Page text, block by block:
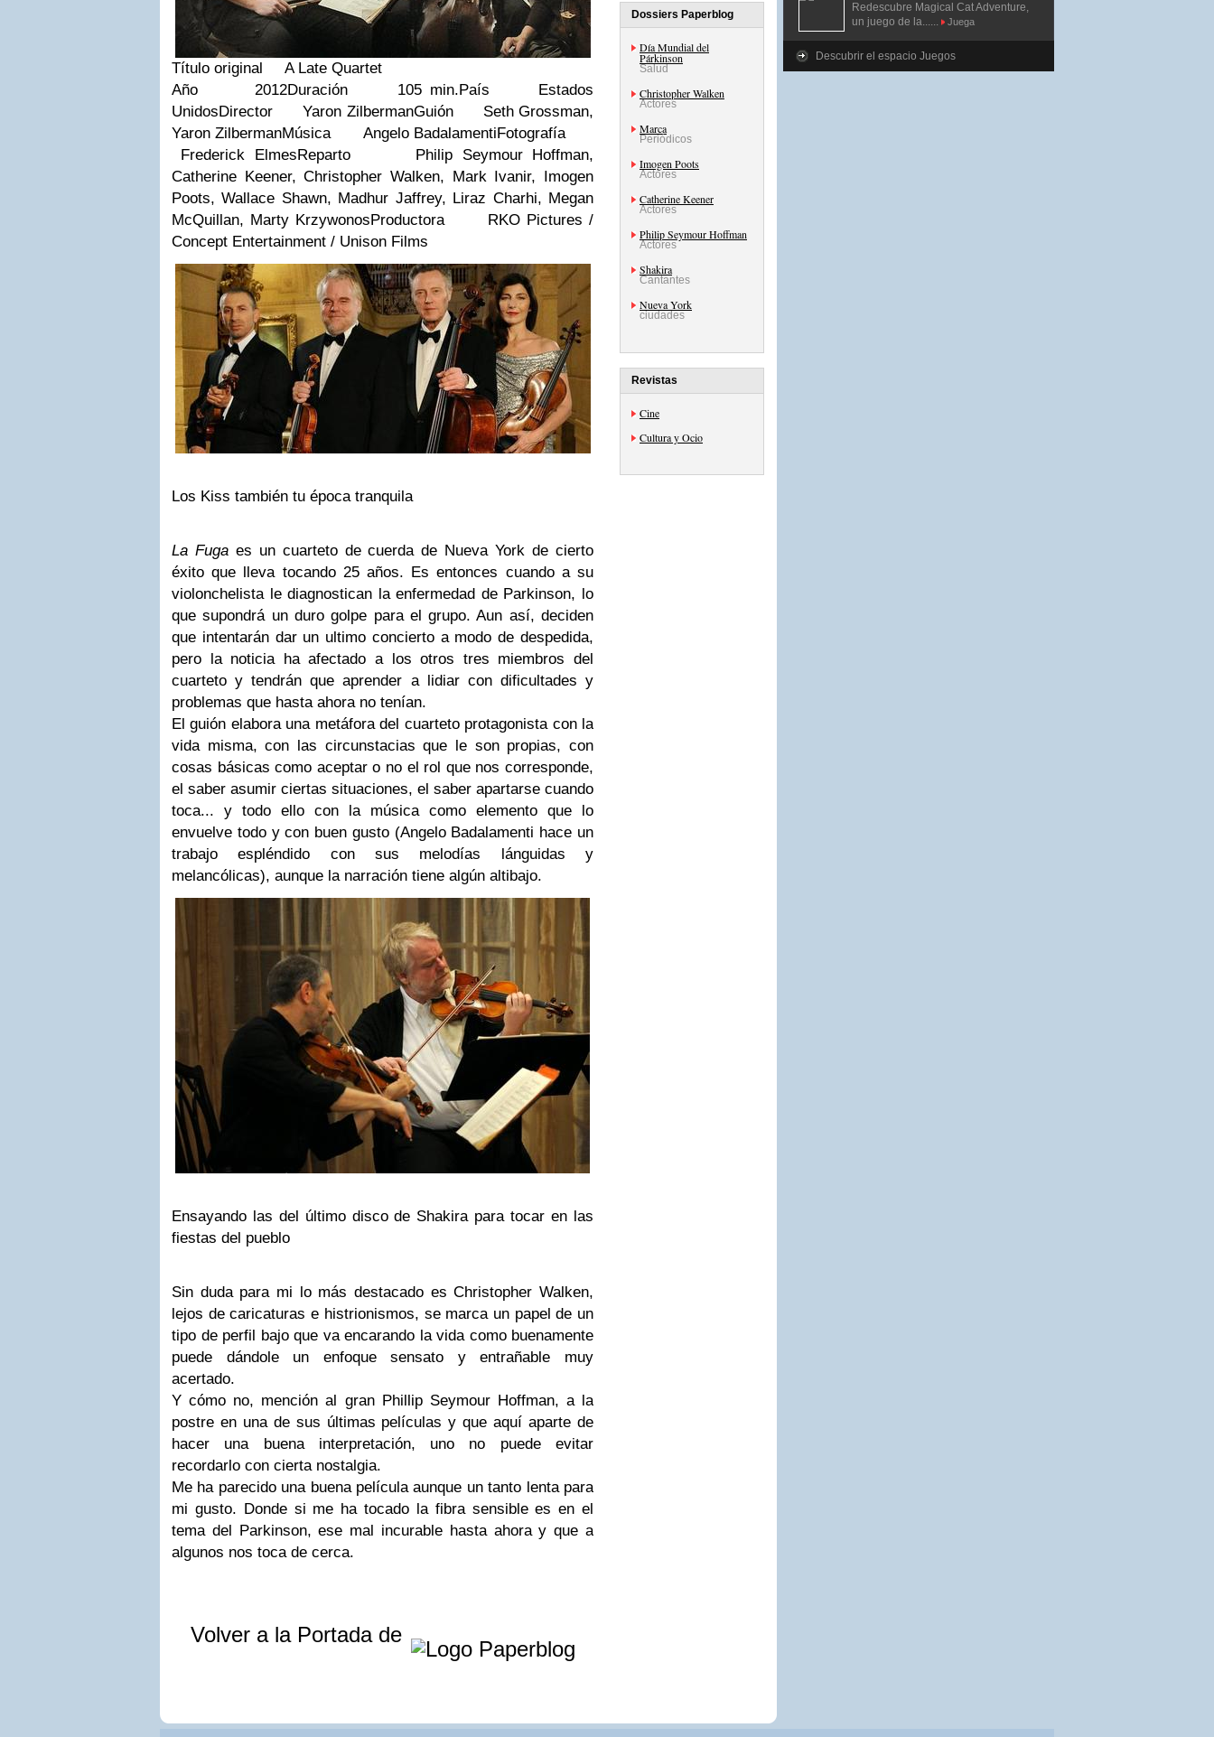
Título original A Late Quartet
Año 2012Duración 105 min.País Estados
UnidosDirector Yaron ZilbermanGuión Seth Grossman,
Yaron ZilbermanMúsica Angelo BadalamentiFotografía
Frederick ElmesReparto Philip Seymour Hoffman,
Catherine Keener, Christopher Walken, Mark Ivanir, Imogen
Poots, Wallace Shawn, Madhur Jaffrey, Liraz Charhi, Megan
McQuillan, Marty KrzywonosProductora RKO Pictures /
Concept Entertainment / Unison Films
Los Kiss también tu época tranquila
La Fugaes un cuarteto de cuerda de Nueva York de cierto
éxito que lleva tocando 25 años. Es entonces cuando a su
violonchelista le diagnostican la enfermedad de Parkinson, lo
que supondrá un duro golpe para el grupo. Aun así, deciden
que intentarán dar un ultimo concierto a modo de despedida,
pero la noticia ha afectado a los otros tres miembros del
cuarteto y tendrán que aprender a lidiar con dificultades y
problemas que hasta ahora no tenían.
El guión elabora una metáfora del cuarteto protagonista con la
vida misma, con las circunstacias que le son propias, con
cosas básicas como aceptar o no el rol que nos corresponde,
el saber asumir ciertas situaciones, el saber apartarse cuando
toca... y todo ello con la música como elemento que lo
envuelve todo y con buen gusto (Angelo Badalamenti hace un
trabajo espléndido con sus melodías lánguidas y
melancólicas), aunque la narración tiene algún altibajo.
Ensayando las del último disco de Shakira para tocar en las
fiestas del pueblo
Sin duda para mi lo más destacado es Christopher Walken,
lejos de caricaturas e histrionismos, se marca un papel de un
tipo de perfil bajo que va encarando la vida como buenamente
puede dándole un enfoque sensato y entrañable muy
acertado.
Y cómo no, mención al gran Phillip Seymour Hoffman, a la
postre en una de sus últimas películas y que aquí aparte de
hacer una buena interpretación, uno no puede evitar
recordarlo con cierta nostalgia.
Me ha parecido una buena película aunque un tanto lenta para
mi gusto. Donde si me ha tocado la fibra sensible es en el
tema del Parkinson, ese mal incurable hasta ahora y que a
algunos nos toca de cerca.
Volver a la Portada de
Dossiers Paperblog
Día Mundial del
Párkinson
Salud
Christopher Walken
Actores
Marca
Periódicos
Imogen Poots
Actores
Catherine Keener
Actores
Philip Seymour Hoffman
Actores
Shakira
Cantantes
Nueva York
ciudades
Revistas
Cine
Cultura y Ocio
Redescubre Magical Cat Adventure,
un juego de la......
Juega
Descubrir el espacio Juegos